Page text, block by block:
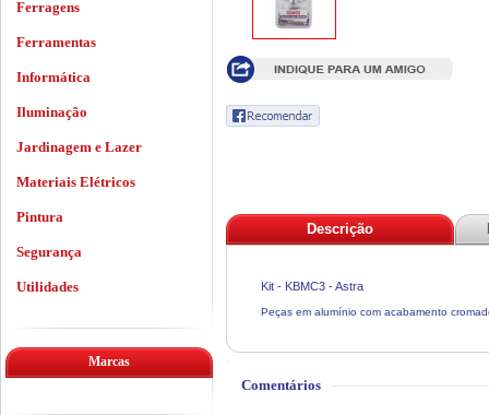
Descrição
Kit - KBMC3 - Astra
Peças em alumínio com acabamento
Comentários
Ferragens
Ferramentas
Informática
Iluminação
Jardinagem e Lazer
Materiais Elétricos
Pintura
Segurança
Utilidades
Marcas